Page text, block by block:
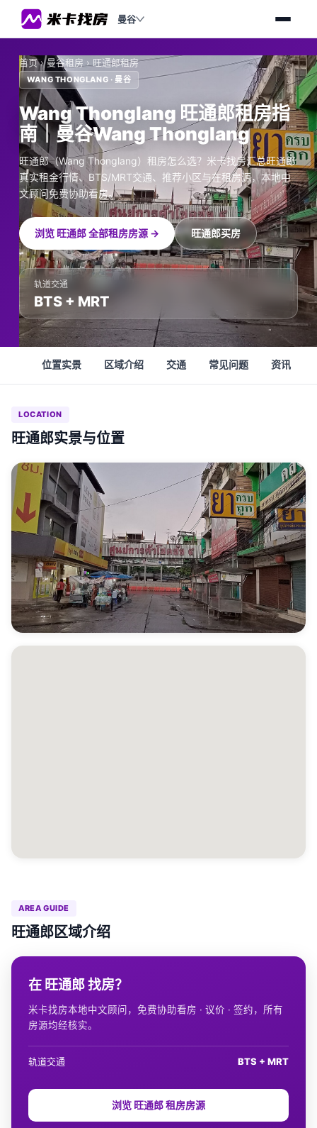
曼谷
首页›曼谷租房 › 旺通郎租房
WANG THONGLANG · 曼谷
Wang Thonglang 旺通郎租房指
南｜曼谷Wang Thonglang
旺通郎（Wang Thonglang）租房怎么选？米卡找房汇总旺通郎
真实租金行情、BTS/MRT交通、推荐小区与在租房源，本地中
文顾问免费协助看房。
浏览 旺通郎 全部租房房源 → 旺通郎买房
轨道交通
BTS + MRT
位置实景 区域介绍 交通 常见问题 资讯
LOCATION
旺通郎实景与位置
AREA GUIDE
旺通郎区域介绍
在 旺通郎 找房？
米卡找房本地中文顾问，免费协助看房 · 议价 · 签约，所有
房源均经核实。
轨道交通 BTS + MRT
浏览 旺通郎 租房房源